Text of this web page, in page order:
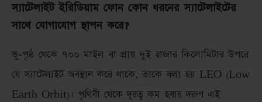
স্যাটেলাইট ইরিডিয়াম ফোন কোন ধরনের স্যাটেলাইটের
সাথে যোগাযোগ স্থাপন করে?
ভূ-পৃষ্ঠ থেকে ৭০০ মাইল বা প্রায় দুই হাজার কিলোমিটার উপরে
যে স্যাটেলাইট অবস্থান করে থাকে, তাকে বলা হয় LEO (Low
Earth Orbit)। পৃথিবী থেকে দূরত্ব কম হবার দরুণ এই